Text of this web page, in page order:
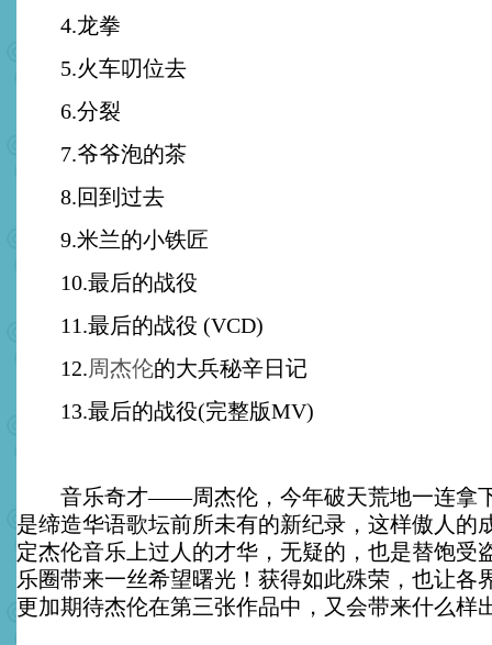
4.龙拳
5.火车叨位去
6.分裂
7.爷爷泡的茶
8.回到过去
9.米兰的小铁匠
10.最后的战役
11.最后的战役 (VCD)
12.周杰伦的大兵秘辛日记
13.最后的战役(完整版MV)
音乐奇才——周杰伦，今年破天荒地一连拿
是缔造华语歌坛前所未有的新纪录，这样傲人的
定杰伦音乐上过人的才华，无疑的，也是替饱受
乐圈带来一丝希望曙光！获得如此殊荣，也让各
更加期待杰伦在第三张作品中，又会带来什么样